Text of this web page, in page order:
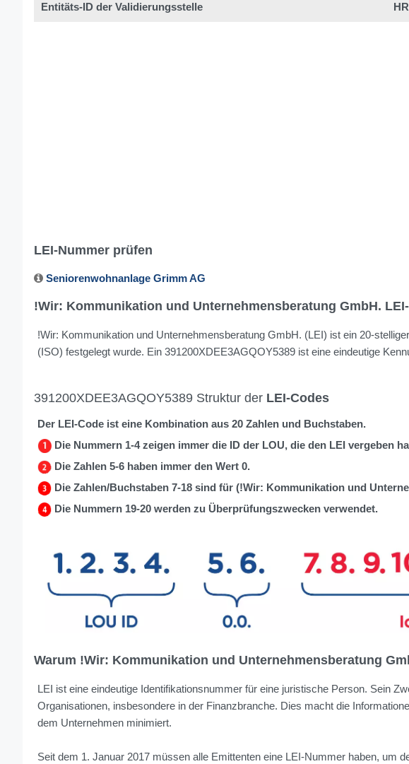
Entitäts-ID der Validierungsstelle
LEI-Nummer prüfen
Seniorenwohnanlage Grimm AG
!Wir: Kommunikation und Unternehmensberatung GmbH.
!Wir: Kommunikation und Unternehmensberatung GmbH. (LEI) ist ein 20-
(ISO) festgelegt wurde. Ein 391200XDEE3AGQOY5389 ist eine eindeutige
391200XDEE3AGQOY5389 Struktur der LEI-Codes
Der LEI-Code ist eine Kombination aus 20 Zahlen und Buchstaben.
Die Nummern 1-4 zeigen immer die ID der LOU, die den LEI vergeben
Die Zahlen 5-6 haben immer den Wert 0.
Die Zahlen/Buchstaben 7-18 sind für (!Wir: Kommunikation und
Die Nummern 19-20 werden zu Überprüfungszwecken verwendet.
Warum !Wir: Kommunikation und Unternehmensberatung
LEI ist eine eindeutige Identifikationsnummer für eine juristische Person. Sein
Organisationen, insbesondere in der Finanzbranche. Dies macht die
dem Unternehmen minimiert.
Seit dem 1. Januar 2017 müssen alle Emittenten eine LEI-Nummer haben, um